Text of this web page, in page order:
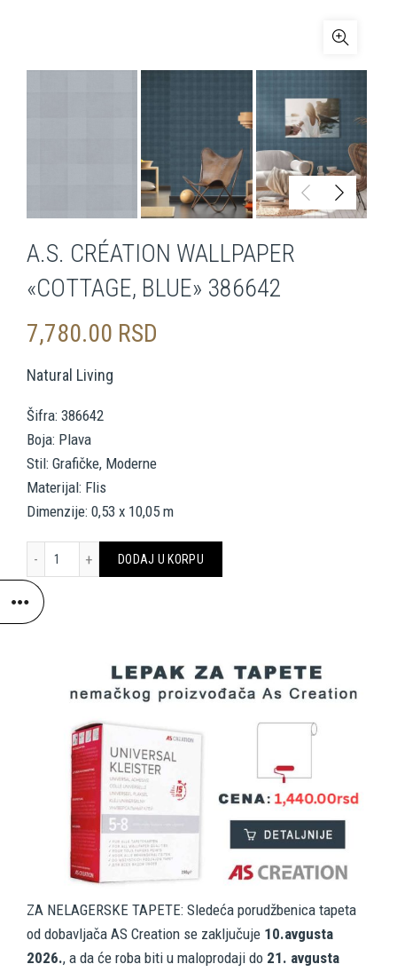
A.S. CRÉATION WALLPAPER
«COTTAGE, BLUE» 386642
7,780.00 RSD
Natural Living
Šifra: 386642
Boja: Plava
Stil: Grafičke, Moderne
Materijal: Flis
Dimenzije: 0,53 x 10,05 m
DODAJ U KORPU
ZA NELAGERSKE TAPETE: Sledeća porudžbenica tapeta
od dobavljača AS Creation se zaključuje 10.avgusta
2026., a da će roba biti u maloprodaji do 21. avgusta